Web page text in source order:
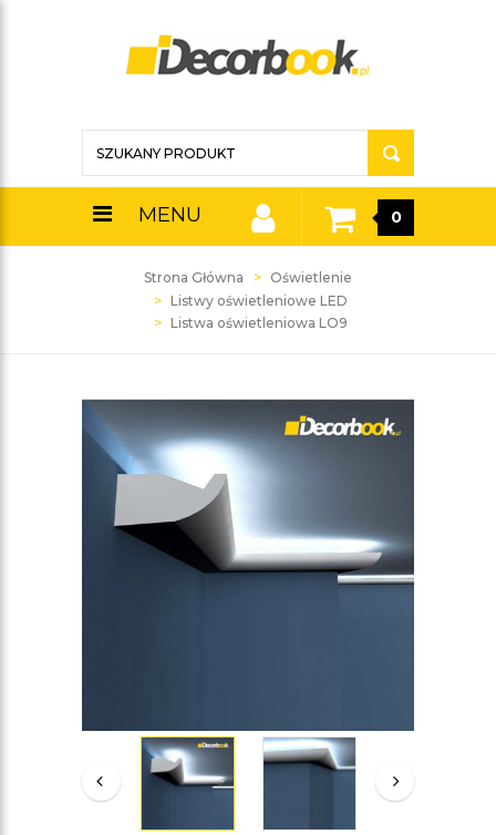
MENU 0
Strona Główna
Oświetlenie
Listwy oświetleniowe LED
Listwa oświetleniowa LO9